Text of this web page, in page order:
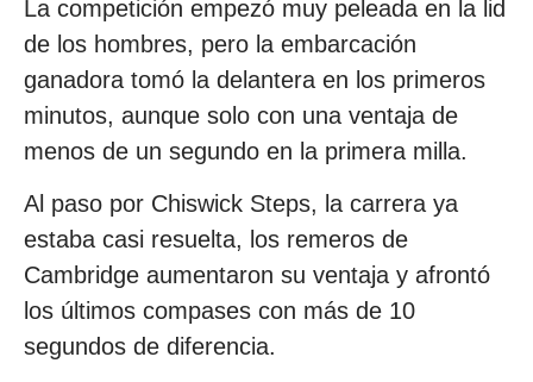
La competición empezó muy peleada en la lid
de los hombres, pero la embarcación
ganadora tomó la delantera en los primeros
minutos, aunque solo con una ventaja de
menos de un segundo en la primera milla.
Al paso por Chiswick Steps, la carrera ya
estaba casi resuelta, los remeros de
Cambridge aumentaron su ventaja y afrontó
los últimos compases con más de 10
segundos de diferencia.